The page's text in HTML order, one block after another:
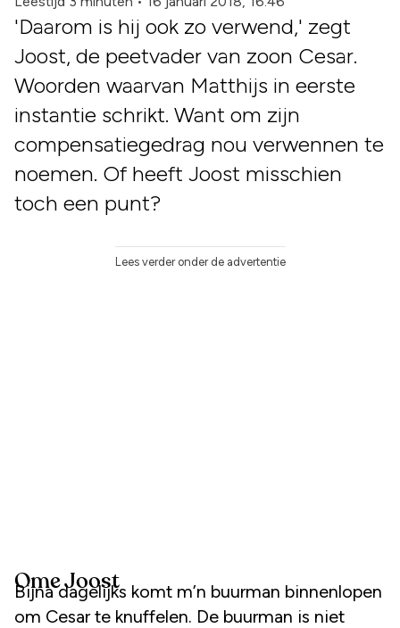
'Daarom is hij ook zo verwend,' zegt
Joost, de peetvader van zoon Cesar.
Woorden waarvan Matthijs in eerste
instantie schrikt. Want om zijn
compensatiegedrag nou verwennen te
noemen. Of heeft Joost misschien
toch een punt?
Lees verder onder de advertentie
Ome Joost
Bijna dagelijks komt m’n buurman binnenlopen
om Cesar te knuffelen. De buurman is niet